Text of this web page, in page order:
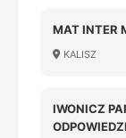
MAT INTER
KALISZ
IWONICZ